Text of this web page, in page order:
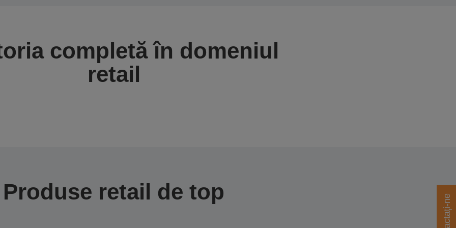
completă în domeniul
retail
Produse retail de top